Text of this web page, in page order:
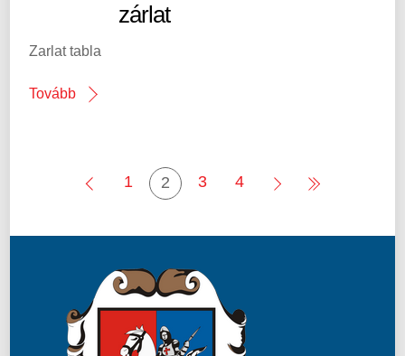
zárlat
Zarlat tabla
Tovább
1 2 3 4